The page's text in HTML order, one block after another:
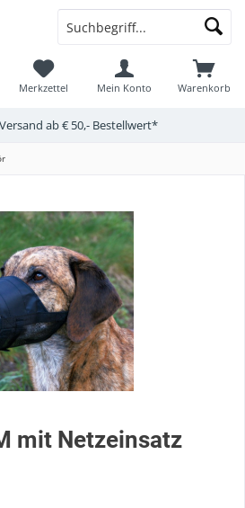
Warenkorb
Merkzettel Mein Konto
ab € 50,- Bestellwert*
mit Netzeinsatz